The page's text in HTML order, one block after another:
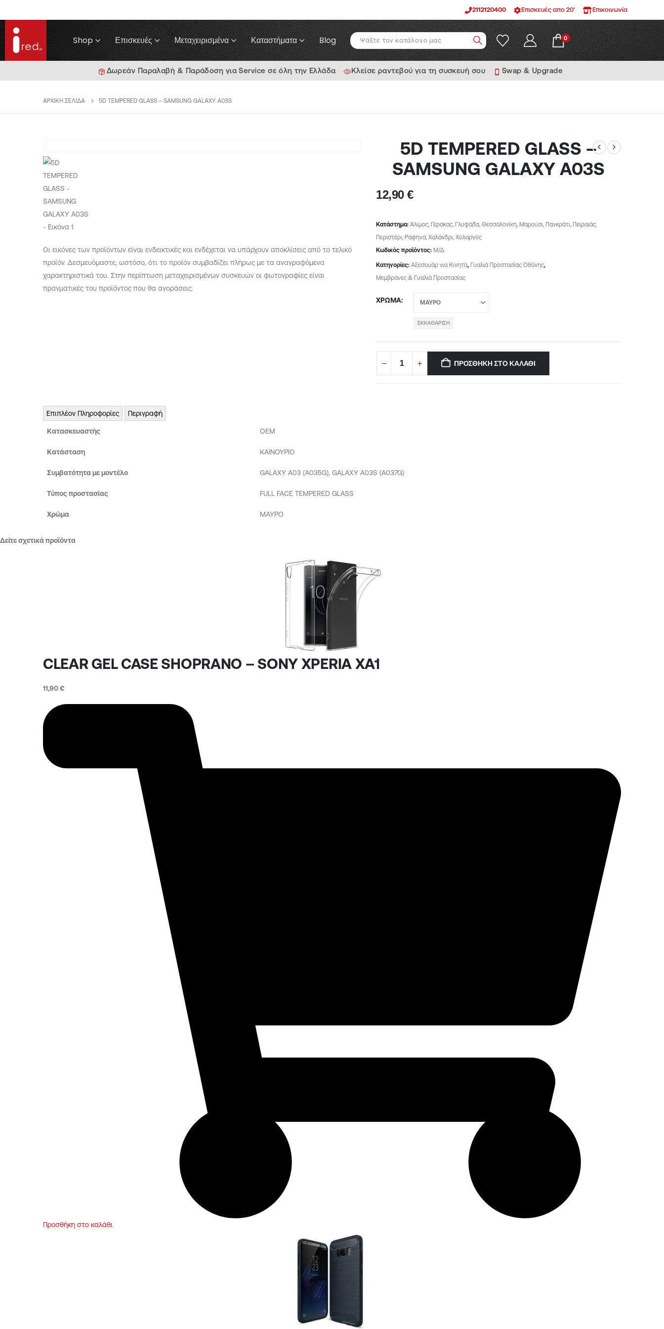
2112120400 Επισκευές απο 20' Επικοινωνία
Shop Επισκευές Μεταχειρισμένα Καταστήματα Blog 0
Δωρεάν Παραλαβή & Παράδοση για Service σε όλη την Ελλάδα Κλείσε ραντεβού για τη συσκευή σου Swap & Upgrade
ΑΡΧΙΚΉ ΣΕΛΊΔΑ 5D TEMPERED GLASS – SAMSUNG GALAXY A03S
Οι εικόνες των προϊόντων είναι ενδεικτικές και ενδέχεται να υπάρχουν αποκλίσεις από το τελικό
προϊόν. Δεσμευόμαστε, ωστόσο, ότι το προϊόν συμβαδίζει πλήρως με τα αναγραφόμενα
χαρακτηριστικά του. Στην περίπτωση μεταχειρισμένων συσκευών οι φωτογραφίες είναι
πραγματικές του προϊόντος που θα αγοράσεις.
5D TEMPERED GLASS –
SAMSUNG GALAXY A03S
12,90€
Κατάστημα: Άλιμος, Γέρακας, Γλυφάδα, Θεσσαλονίκη, Μαρούσι, Παγκράτι, Πειραιάς,
Περιστέρι, Ραφήνα, Χαλάνδρι, Χολαργός
Κωδικός προϊόντος:Μ/Δ
Κατηγορίες:Αξεσουάρ για Κινητά,Γυαλιά Προστασίας Οθόνης,
Μεμβράνες & Γυαλιά Προστασίας
ΧΡΏΜΑ
ΕΚΚΑΘΆΡΙΣΗ
ΠΡΟΣΘΉΚΗ ΣΤΟ ΚΑΛΆΘΙ
Επιπλέον Πληροφορίες Περιγραφή
Κατασκευαστής OEM
Κατάσταση ΚΑΙΝΟΥΡΙΟ
Συμβατότητα με μοντέλο GALAXY A03 (A035G), GALAXY A03S (A037G)
Τύπος προστασίας FULL FACE TEMPERED GLASS
Χρώμα ΜΑΥΡΟ
Δείτε σχετικά προϊόντα
CLEAR GEL CASE SHOPRANO – SONY XPERIA XA1
11,90€
Προσθήκη στο καλάθι